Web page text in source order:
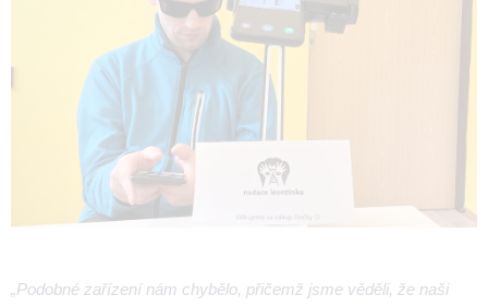
„Podobné zařízení nám chybělo, přičemž jsme věděli, že naši